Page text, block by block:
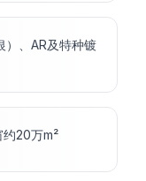
、AR及特种镀
20万m²